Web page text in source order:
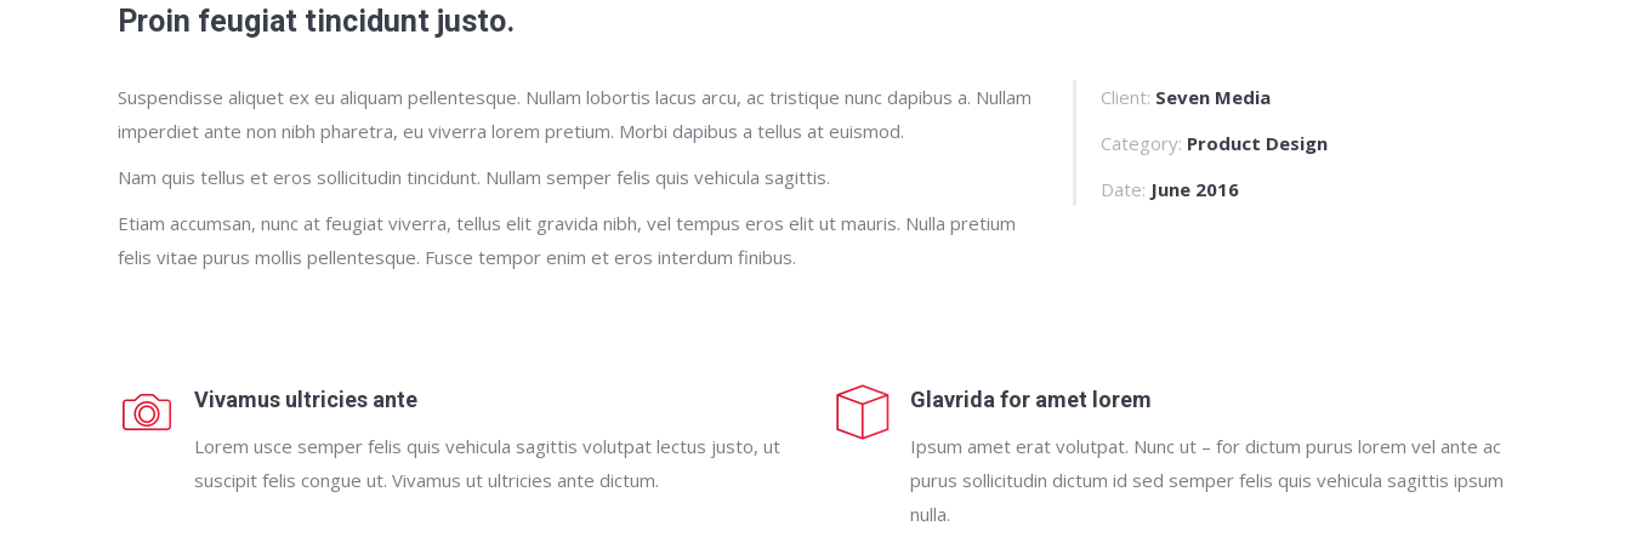
Proin feugiat tincidunt justo.
Suspendisse aliquet ex eu aliquam pellentesque. Nullam lobortis lacus arcu, ac tristique nunc dapibus a. Nullam
imperdiet ante non nibh pharetra, eu viverra lorem pretium. Morbi dapibus a tellus at euismod.
Nam quis tellus et eros sollicitudin tincidunt. Nullam semper felis quis vehicula sagittis.
Etiam accumsan, nunc at feugiat viverra, tellus elit gravida nibh, vel tempus eros elit ut mauris. Nulla pretium
felis vitae purus mollis pellentesque. Fusce tempor enim et eros interdum finibus.
Client: Seven Media
Category: Product Design
Date: June 2016
Vivamus ultricies ante
Lorem usce semper felis quis vehicula sagittis volutpat lectus justo, ut
suscipit felis congue ut. Vivamus ut ultricies ante dictum.
Glavrida for amet lorem
Ipsum amet erat volutpat. Nunc ut – for dictum purus lorem vel ante ac
purus sollicitudin dictum id sed semper felis quis vehicula sagittis ipsum
nulla.